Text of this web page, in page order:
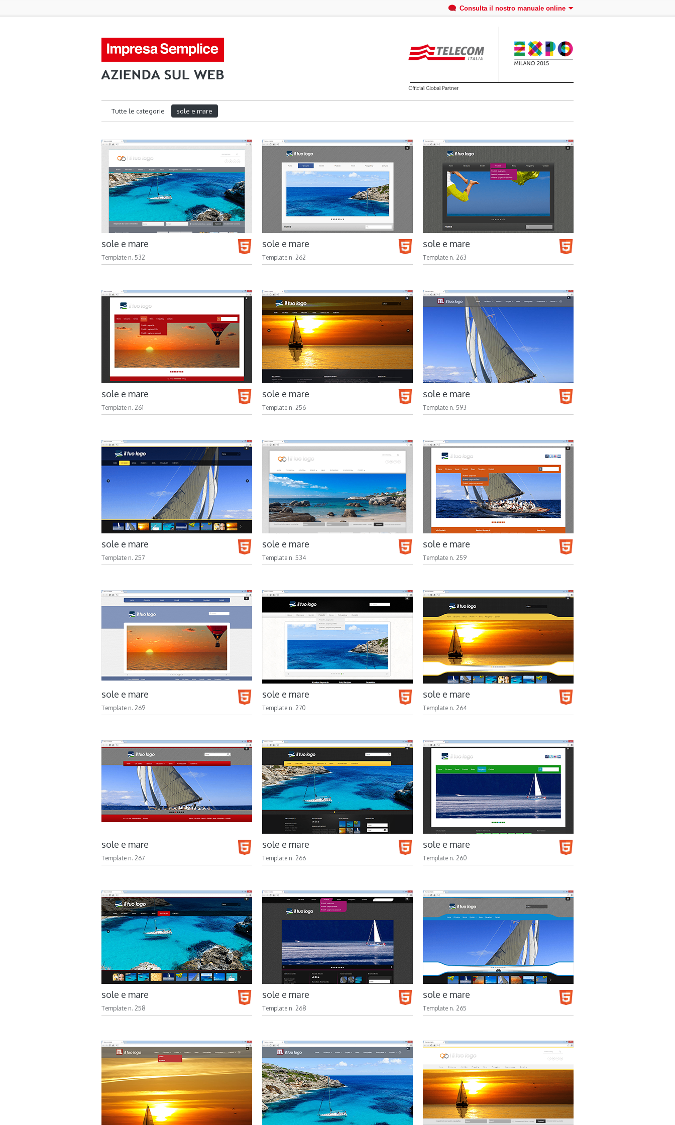
Consulta il nostro manuale online
Tutte le categorie sole e mare
sole e mare
Template n. 532
sole e mare
Template n. 262
sole e mare
Template n. 263
sole e mare
Template n. 261
sole e mare
Template n. 256
sole e mare
Template n. 593
sole e mare
Template n. 257
sole e mare
Template n. 534
sole e mare
Template n. 259
sole e mare
Template n. 269
sole e mare
Template n. 270
sole e mare
Template n. 264
sole e mare
Template n. 267
sole e mare
Template n. 266
sole e mare
Template n. 260
sole e mare
Template n. 258
sole e mare
Template n. 268
sole e mare
Template n. 265